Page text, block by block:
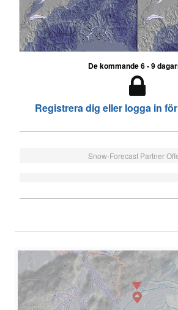
De kommande 6 - 9
Registrera dig eller logga in
Snow-Forecast Partner